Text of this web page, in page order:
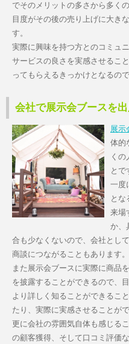
でそのメリットの多さから多く
目度がその後の売り上げに大き
す。
実際に興味を持つ方とのコミュ
サービスの良さを実感させるこ
ってもらえるきっかけとなるので
会社で展示会ブースを
展示
体的
くの
とで
一度
とな
来場
か、
合も少なくないので、会社とし
商談につながることもあります。
また展示会ブースに実際に商品
を披露することができるので、
より詳しく知ることができるこ
たり、実際に実感させることが
更に会社の雰囲気自体も感じる
の顧客獲得、そして口コミ評価